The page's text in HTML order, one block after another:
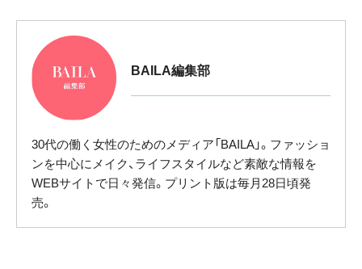
BAILA編集部
30代の働く女性のためのメディア「BAILA」。ファッショ
ンを中心にメイク、ライフスタイルなど素敵な情報を
WEBサイトで日々発信。プリント版は毎月28日頃発
売。